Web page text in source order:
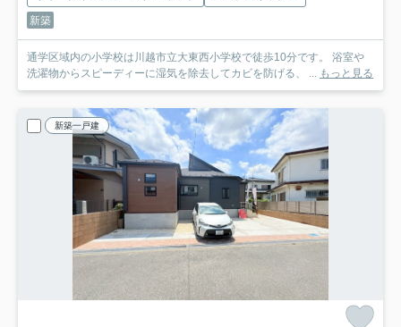
新築
通学区域内の小学校は川越市立大東西小学校で徒歩10分です。 浴室や
洗濯物からスピーディーに湿気を除去してカビを防げる、 ...
もっと見る
新築一戸建